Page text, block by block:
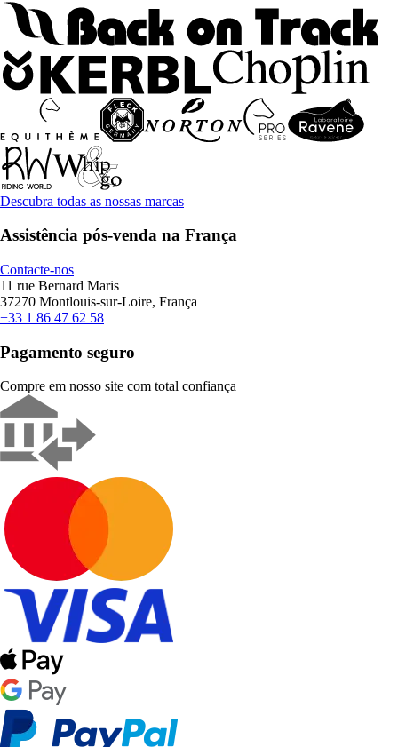
Descubra todas as nossas marcas
Assistência pós-venda na França
Contacte-nos
11 rue Bernard Maris
37270 Montlouis-sur-Loire, França
+33 1 86 47 62 58
Pagamento seguro
Compre em nosso site com total confiança